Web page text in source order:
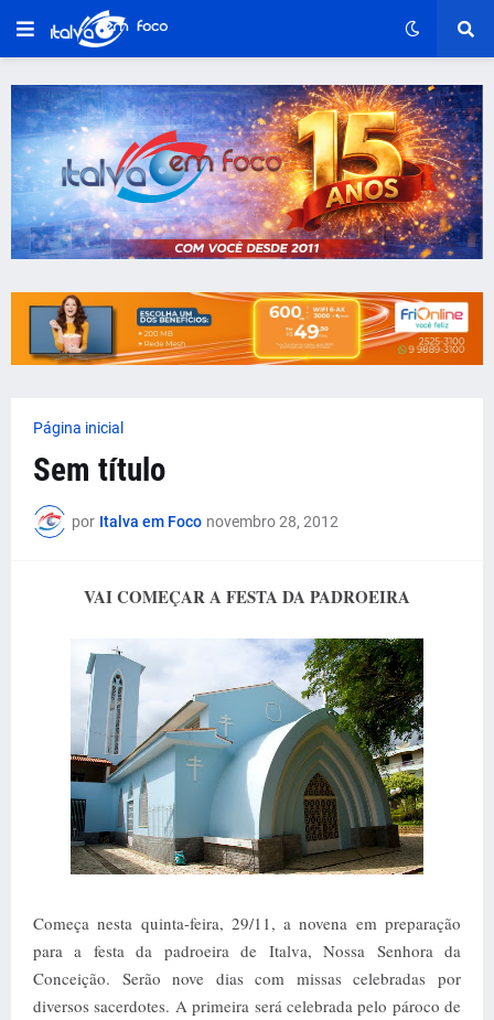
Página inicial
Sem título
por Italva em Foco novembro 28, 2012
VAI COMEÇAR A FESTA DA PADROEIRA
Começa nesta quinta-feira, 29/11, a novena em preparação
para a festa da padroeira de Italva, Nossa Senhora da
Conceição. Serão nove dias com missas celebradas por
diversos sacerdotes. A primeira será celebrada pelo pároco de